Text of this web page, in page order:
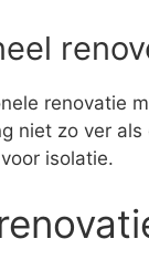
renovatie
niet zo ver
isolatie.